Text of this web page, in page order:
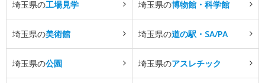
埼玉県の工場見学 埼玉県の博物館・科学館
埼玉県の美術館 埼玉県の道の駅・SA/PA
埼玉県の公園 埼玉県のアスレチック